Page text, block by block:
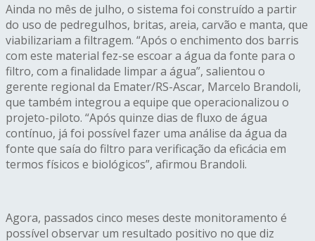
Ainda no mês de julho, o sistema foi construído a partir
do uso de pedregulhos, britas, areia, carvão e manta, que
viabilizariam a filtragem. “Após o enchimento dos barris
com este material fez-se escoar a água da fonte para o
filtro, com a finalidade limpar a água”, salientou o
gerente regional da Emater/RS-Ascar, Marcelo Brandoli,
que também integrou a equipe que operacionalizou o
projeto-piloto. “Após quinze dias de fluxo de água
contínuo, já foi possível fazer uma análise da água da
fonte que saía do filtro para verificação da eficácia em
termos físicos e biológicos”, afirmou Brandoli.
Agora, passados cinco meses deste monitoramento é
possível observar um resultado positivo no que diz